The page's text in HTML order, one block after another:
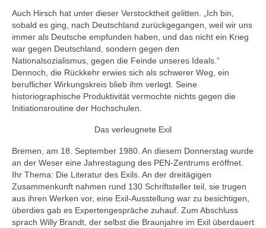
Auch Hirsch hat unter dieser Verstocktheit gelitten. „Ich bin,
sobald es ging, nach Deutschland zurückgegangen, weil wir uns
immer als Deutsche empfunden haben, und das nicht ein Krieg
war gegen Deutschland, sondern gegen den
Nationalsozialismus, gegen die Feinde unseres Ideals.“
Dennoch, die Rückkehr erwies sich als schwerer Weg, ein
beruflicher Wirkungskreis blieb ihm verlegt. Seine
historiographische Produktivität vermochte nichts gegen die
Initiationsroutine der Hochschulen.
Das verleugnete Exil
Bremen, am 18. September 1980. An diesem Donnerstag wurde
an der Weser eine Jahrestagung des PEN-Zentrums eröffnet.
Ihr Thema: Die Literatur des Exils. An der dreitägigen
Zusammenkunft nahmen rund 130 Schriftsteller teil, sie trugen
aus ihren Werken vor, eine Exil-Ausstellung war zu besichtigen,
überdies gab es Expertengespräche zuhauf. Zum Abschluss
sprach Willy Brandt, der selbst die Braunjahre im Exil überdauert